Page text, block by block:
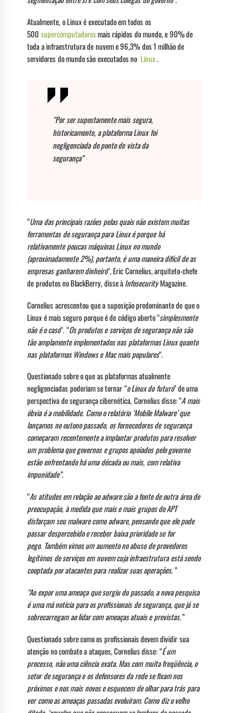
Atualmente, o Linux é executado em todos os
500 supercomputadoresmais rápidos do mundo, e 90% de
toda a infraestrutura de nuvem e 96,3% dos 1 milhão de
servidores do mundo são executados no Linux.
“Por ser supostamente mais segura,
historicamente, a plataforma Linux foi
negligenciada do ponto de vista da
segurança”
“Uma das principais razões pelas quais não existem muitas
ferramentas de segurança para Linux é porque há
relativamente poucas máquinas Linux no mundo
(aproximadamente 2%), portanto, é uma maneira difícil de as
empresas ganharem dinheiro“, Eric Cornelius, arquiteto-chefe
de produtos no BlackBerry, disse àInfosecurityMagazine.
Cornelius acrescentou que a suposição predominante de que o
Linux é mais seguro porque é de código aberto “simplesmente
não é o caso“. “Os produtos e serviços de segurança não são
tão amplamente implementados nas plataformas Linux quanto
nas plataformas Windows e Mac mais populares“.
Questionado sobre o que as plataformas atualmente
negligenciadas poderiam se tornar “o Linux do futuro” de uma
perspectiva de segurança cibernética, Cornelius disse: “A mais
óbvia é a mobilidade. Como o relatório ‘Mobile Malware’ que
lançamos no outono passado, os fornecedores de segurança
começaram recentemente a implantar produtos para resolver
um problema que governos e grupos apoiados pelo governo
estão enfrentando há uma década ou mais, com relativa
impunidade”.
“As atitudes em relação ao adware são a fonte de outra área de
preocupação, à medida que mais e mais grupos do APT
disfarçam seu malware como adware, pensando que ele pode
passar despercebido e receber baixa prioridade se for
pego. Também vimos um aumento no abuso de provedores
legítimos de serviços em nuvem cuja infraestrutura está sendo
cooptada por atacantes para realizar suas operações.”
“Ao expor uma ameaça que surgiu do passado, a nova pesquisa
é uma má notícia para os profissionais de segurança, que já se
sobrecarregam ao lidar com ameaças atuais e previstas.”
Questionado sobre como os profissionais devem dividir sua
atenção no combate a ataques, Cornelius disse: “É um
processo, não uma ciência exata. Mas com muita freqüência, o
setor de segurança e os defensores da rede se fixam nos
próximos e nos mais novos e esquecem de olhar para trás para
ver como as ameaças passadas evoluíram. Como diz o velho